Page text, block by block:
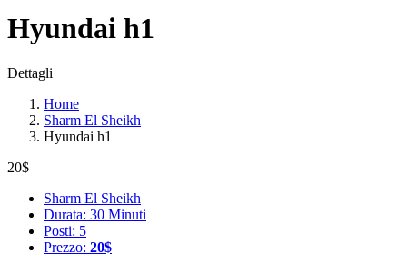
Hyundai h1
Dettagli
Home
Sharm El Sheikh
Hyundai h1
20$
Sharm El Sheikh
Durata: 30 Minuti
Posti: 5
Prezzo: 20$